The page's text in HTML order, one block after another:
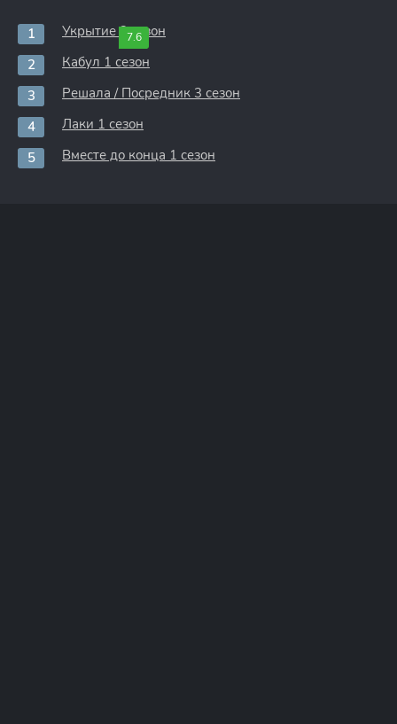
7.6
Укрытие 3 сезон
Кабул 1 сезон
Решала / Посредник 3 сезон
Лаки 1 сезон
Вместе до конца 1 сезон